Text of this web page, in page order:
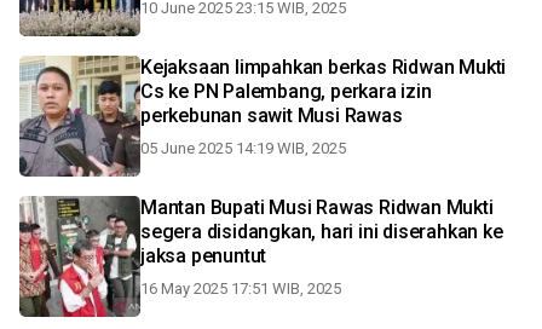
10 June 2025 23:15 WIB, 2025
Kejaksaan limpahkan berkas Ridwan Mukti
Cs ke PN Palembang, perkara izin
perkebunan sawit Musi Rawas
05 June 2025 14:19 WIB, 2025
Mantan Bupati Musi Rawas Ridwan Mukti
segera disidangkan, hari ini diserahkan ke
jaksa penuntut
16 May 2025 17:51 WIB, 2025